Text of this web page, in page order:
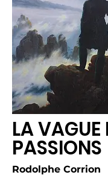
LA VAGUE
PASSIONS
Rodolphe Corrion